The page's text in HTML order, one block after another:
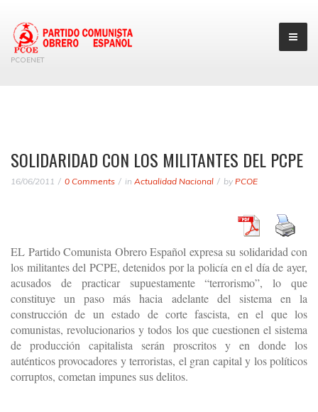
PCOENET
SOLIDARIDAD CON LOS MILITANTES DEL PCPE
16/06/2011 0 Comments in Actualidad Nacional by PCOE
EL Partido Comunista Obrero Español expresa su solidaridad con
los militantes del PCPE, detenidos por la policía en el día de ayer,
acusados de practicar supuestamente “terrorismo”, lo que
constituye un paso más hacia adelante del sistema en la
construcción de un estado de corte fascista, en el que los
comunistas, revolucionarios y todos los que cuestionen el sistema
de producción capitalista serán proscritos y en donde los
auténticos provocadores y terroristas, el gran capital y los políticos
corruptos, cometan impunes sus delitos.